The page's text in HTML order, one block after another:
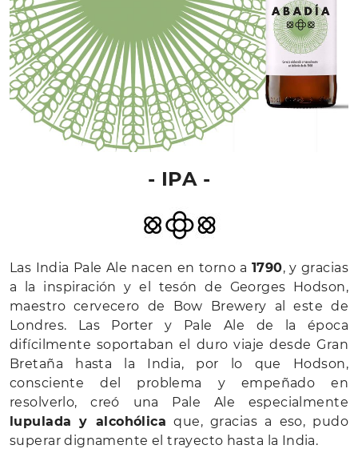
- IPA -
Las India Pale Ale nacen en torno a 1790, y gracias
a la inspiración y el tesón de Georges Hodson,
maestro cervecero de Bow Brewery al este de
Londres. Las Porter y Pale Ale de la época
difícilmente soportaban el duro viaje desde Gran
Bretaña hasta la India, por lo que Hodson,
consciente del problema y empeñado en
resolverlo, creó una Pale Ale especialmente
lupulada y alcohólica que, gracias a eso, pudo
superar dignamente el trayecto hasta la India.